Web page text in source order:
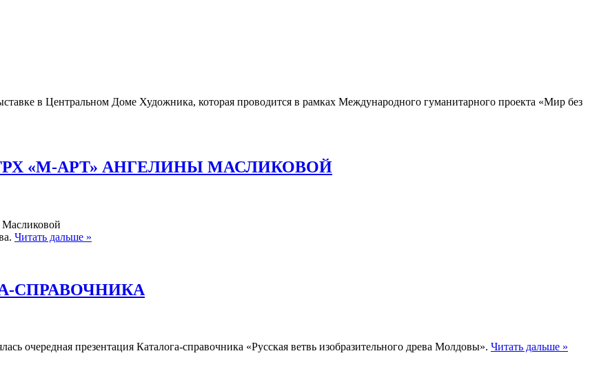
в Центральном Доме Художника, которая проводится в рамках Международного гуманитарного проекта «Мир без
«М-АРТ» АНГЕЛИНЫ МАСЛИКОВОЙ
Читать дальше »
СПРАВОЧНИКА
очередная презентация Каталога-справочника «Русская ветвь изобразительного древа Молдовы». Читать дальше »